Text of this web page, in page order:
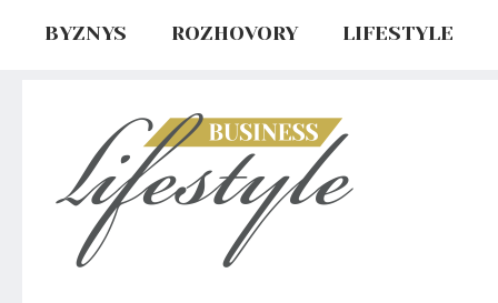
BYZNYS ROZHOVORY LIFESTYLE